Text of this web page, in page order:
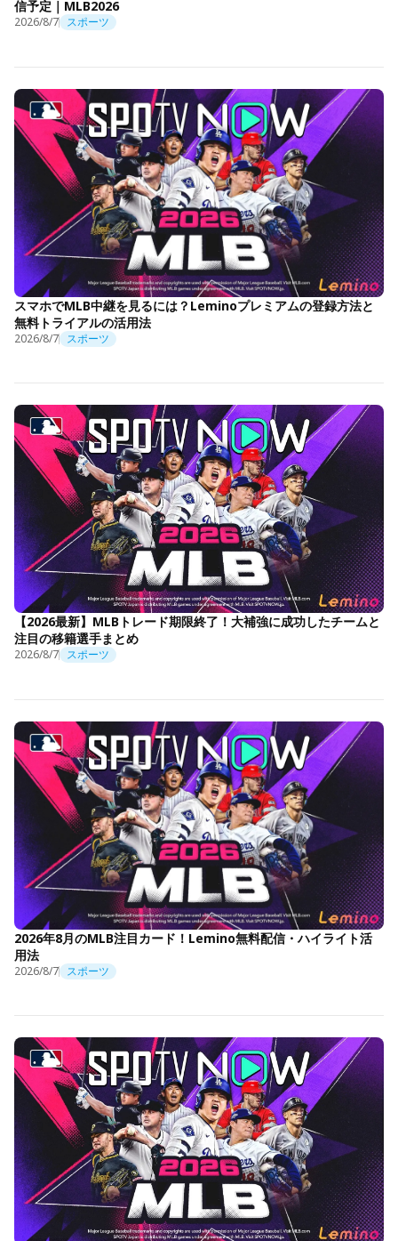
信予定｜MLB2026
2026/8/7 スポーツ
スマホでMLB中継を見るには？Leminoプレミアムの登録方法と
無料トライアルの活用法
2026/8/7 スポーツ
【2026最新】MLBトレード期限終了！大補強に成功したチームと
注目の移籍選手まとめ
2026/8/7 スポーツ
2026年8月のMLB注目カード！Lemino無料配信・ハイライト活
用法
2026/8/7 スポーツ